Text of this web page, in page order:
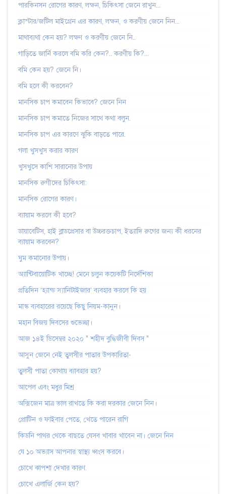
পারকিনসন রোগের কারণ, লক্ষন, চিকিৎসা জেনে রাখুন...
ক্লাস্টার/জটিল মাইগ্রেন এর কারণ, লক্ষন, ও করণীয় জেনে নিন...
মাথাব্যথা কেন হয়? লক্ষণ ও করণীয় জেনে নি..
গাড়িতে জার্নি করলে বমি করি কেন?.. করণীয় কি?...
বমি কেন হয়? জেনে নি।
বমি হলে কী করবেন?
মানসিক চাপ কমাবেন কিভাবে? জেনে নিন
মানসিক চাপ কমাতে নিজের সাথে কথা বলুন.
মানসিক চাপ এর কারণে ঝুকি বাড়তে পারে.
গলা খুসখুস করার কারণ
খুসখুসে কাশি সারানোর উপায়
মানসিক রুগীদের চিকিৎসা:
মানসিক রোগের কারণ।
ব্যায়াম করলে কী হবে?
ডায়াবেটিস, হাই ব্লাডপ্রেসার বা উচ্চরক্তচাপ, ইত্যাদি রুগের জন্য কী ধরনের
ব্যায়াম করবেন?
ঘুম কমানোর উপায়।
অ্যান্টিবায়োটিক খাচ্ছে! মেনে চলুন কয়েকটি নির্দেশিকা
প্রতিদিন ‘হ্যান্ড স্যানিটাইজার’ ব্যবহার করলে কি হয়
মাস্ক ব্যবহারের রয়েছে কিছু নিয়ম-কানুন।
মহান বিজয় দিবসের শুভেচ্ছা।
আজ ১৪ই ডিসেম্বর ২০২০ " শহীদ বুদ্ধিজীবী দিবস "
আসুন জেনে নেই তুলসীর পাতার উপকারিতা-
তুলসী পাতা কোথায় ব্যাবহার হয়?
আপেল এবং মধুর মিশ্র
অক্সিজেন মাত্র ভাল রাখতে কি করা দরকার জেনে নিন।
প্রোটিন ও ফাইবার পেতে, খেতে পারেন রাগি
কিডনি পাথর থেকে বাছতে যেসব খাবার খাবেন না। জেনে নিন
যে ১০ অভ্যাস আপনার স্বাস্থ্য ধ্বংস করবে।
চোখে ঝাপশা দেখার কারণ.
চোখে এলার্জি কেন হয়?